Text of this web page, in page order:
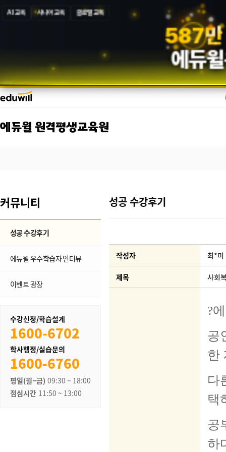
AI 교육 시니어 교육 글로벌 교육
587만
에듀윌
에듀윌 원격평생교육원
커뮤니티
성공 수강후기
에듀윌 우수학습자 인터뷰
이벤트 광장
수강신청/학습설계
1600-6702
학사행정/실습문의
1600-6760
평일(월~금) 09:30 ~ 18:00
점심시간 11:50 ~ 13:00
성공 수강후기
작성자 최*미
제목 사회